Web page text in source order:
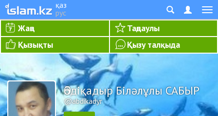
қаз
рус
Жаңа
Таңдаулы
Қызықты
Қызу талқыда
Әбдіқадыр Біләлұлы САБЫР
@abdikadyr